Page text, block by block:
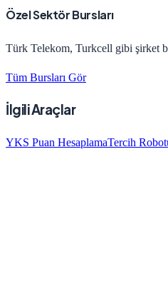
Özel Sektör Bursları
Türk Telekom, Turkcell gibi şirket
Tüm Bursları Gör
İlgili Araçlar
YKS Puan HesaplamaTercih